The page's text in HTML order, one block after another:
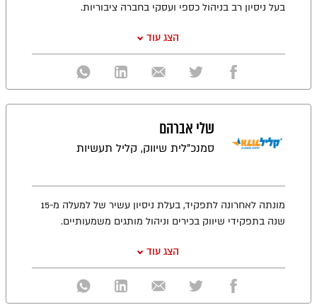
בעל ניסיון רב בניהול כספי ועסקי בחברה ציבוריות.
הצג עוד
שלי אברהם
סמנכ"לית שיווק, קליל תעשיות
מונתה לאחרונה לתפקיד, בעלת ניסיון עשיר של למעלה מ-15
שנה בתפקידי שיווק בכירים וניהול מותגים משמעותיים.
הצג עוד